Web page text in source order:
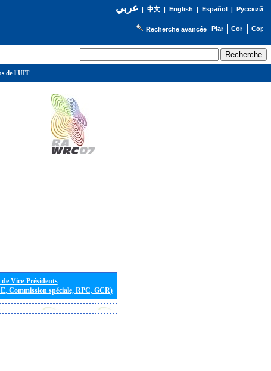
عربي| 中文| English | Español | Русский
Recherche avancée
Vice-Présidents
Commission spéciale, RPC, GCR)
de l'UIT